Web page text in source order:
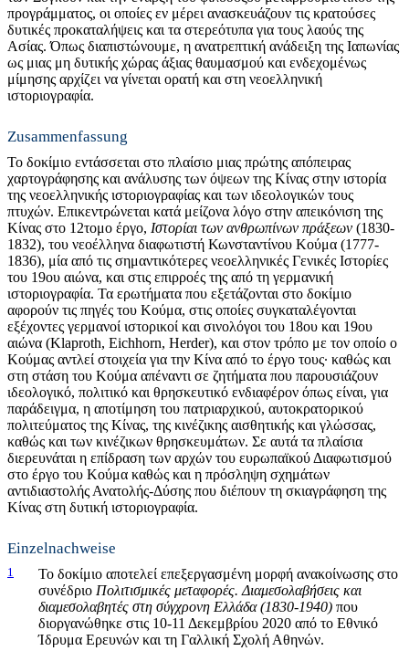
προγράμματος, οι οποίες εν μέρει ανασκευάζουν τις κρατούσες
δυτικές προκαταλήψεις και τα στερεότυπα για τους λαούς της
Ασίας. Όπως διαπιστώνουμε, η ανατρεπτική ανάδειξη της Ιαπωνίας
ως μιας μη δυτικής χώρας άξιας θαυμασμού και ενδεχομένως
μίμησης αρχίζει να γίνεται ορατή και στη νεοελληνική
ιστοριογραφία.
Zusammenfassung
Το δοκίμιο εντάσσεται στο πλαίσιο μιας πρώτης απόπειρας
χαρτογράφησης και ανάλυσης των όψεων της Κίνας στην ιστορία
της νεοελληνικής ιστοριογραφίας και των ιδεολογικών τους
πτυχών. Επικεντρώνεται κατά μείζονα λόγο στην απεικόνιση της
Κίνας στο 12τομο έργο, Ιστορίαι των ανθρωπίνων πράξεων (1830-
1832), του νεοέλληνα διαφωτιστή Κωνσταντίνου Κούμα (1777-
1836), μία από τις σημαντικότερες νεοελληνικές Γενικές Ιστορίες
του 19ου αιώνα, και στις επιρροές της από τη γερμανική
ιστοριογραφία. Τα ερωτήματα που εξετάζονται στο δοκίμιο
αφορούν τις πηγές του Κούμα, στις οποίες συγκαταλέγονται
εξέχοντες γερμανοί ιστορικοί και σινολόγοι του 18ου και 19ου
αιώνα (Klaproth, Eichhorn, Herder), και στον τρόπο με τον οποίο ο
Κούμας αντλεί στοιχεία για την Κίνα από το έργο τους· καθώς και
στη στάση του Κούμα απέναντι σε ζητήματα που παρουσιάζουν
ιδεολογικό, πολιτικό και θρησκευτικό ενδιαφέρον όπως είναι, για
παράδειγμα, η αποτίμηση του πατριαρχικού, αυτοκρατορικού
πολιτεύματος της Κίνας, της κινέζικης αισθητικής και γλώσσας,
καθώς και των κινέζικων θρησκευμάτων. Σε αυτά τα πλαίσια
διερευνάται η επίδραση των αρχών του ευρωπαϊκού Διαφωτισμού
στο έργο του Κούμα καθώς και η πρόσληψη σχημάτων
αντιδιαστολής Ανατολής-Δύσης που διέπουν τη σκιαγράφηση της
Κίνας στη δυτική ιστοριογραφία.
Einzelnachweise
1
Το δοκίμιο αποτελεί επεξεργασμένη μορφή ανακοίνωσης στο
συνέδριο Πολιτισμικές μεταφορές. Διαμεσολαβήσεις και
διαμεσολαβητές στη σύγχρονη Ελλάδα (1830-1940) που
διοργανώθηκε στις 10-11 Δεκεμβρίου 2020 από το Εθνικό
Ίδρυμα Ερευνών και τη Γαλλική Σχολή Αθηνών.